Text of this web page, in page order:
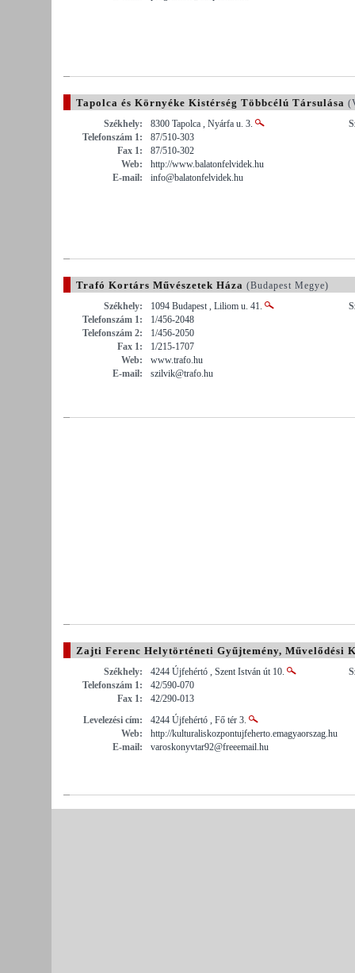
Tapolca és Környéke Kistérség Többcélú Társulása
Székhely:
8300 Tapolca , Nyárfa u. 3.
Telefonszám 1:
87/510-303
Fax 1:
87/510-302
Web:
http://www.balatonfelvidek.hu
E-mail:
info@balatonfelvidek.hu
Trafó Kortárs Művészetek Háza (Budapest Megye)
Székhely:
1094 Budapest , Liliom u. 41.
Telefonszám 1:
1/456-2048
Telefonszám 2:
1/456-2050
Fax 1:
1/215-1707
Web:
www.trafo.hu
E-mail:
szilvik@trafo.hu
Zajti Ferenc Helytörténeti Gyűjtemény, Művelődési
Székhely:
4244 Újfehértó , Szent István út 10.
Telefonszám 1:
42/590-070
Fax 1:
42/290-013
Levelezési cím:
4244 Újfehértó , Fő tér 3.
Web:
http://kulturaliskozpontujfeherto.emagyaorszag.hu
E-mail:
varoskonyvtar92@freeemail.hu